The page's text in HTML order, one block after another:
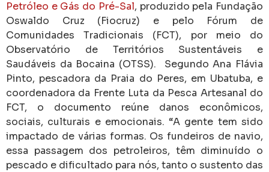
Petróleo e Gás do Pré-Sal, produzido pela Fundação
Oswaldo Cruz (Fiocruz) e pelo Fórum de
Comunidades Tradicionais (FCT), por meio do
Observatório de Territórios Sustentáveis e
Saudáveis da Bocaina (OTSS). Segundo Ana Flávia
Pinto, pescadora da Praia do Peres, em Ubatuba, e
coordenadora da Frente Luta da Pesca Artesanal do
FCT, o documento reúne danos econômicos,
sociais, culturais e emocionais. “A gente tem sido
impactado de várias formas. Os fundeiros de navio,
essa passagem dos petroleiros, têm diminuído o
pescado e dificultado para nós, tanto o sustento das